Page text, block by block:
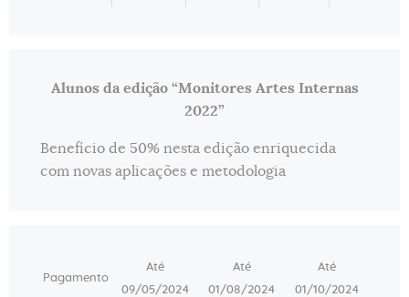
Alunos da edição “Monitores Artes Internas
2022”
Benefício de 50% nesta edição enriquecida
com novas aplicações e metodologia
Pagamento
Até
09/05/2024
Até
01/08/2024
Até
01/10/2024